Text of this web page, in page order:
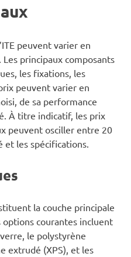
peuvent varier en
principaux composants
les fixations, les
peuvent varier en
de sa performance
À titre indicatif, les prix
peuvent osciller entre 20
et les spécifications.
la couche principale
courantes incluent
le polystyrène
extrudé (XPS), et les